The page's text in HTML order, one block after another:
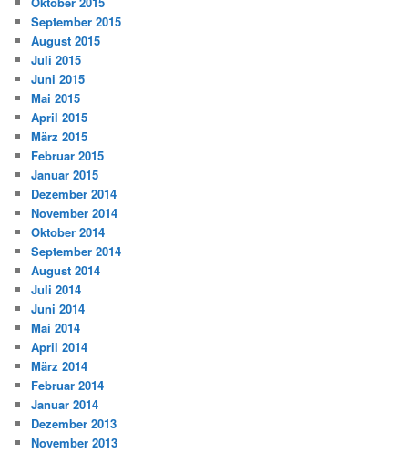
September 2015
August 2015
Juli 2015
Juni 2015
Mai 2015
April 2015
März 2015
Februar 2015
Januar 2015
Dezember 2014
November 2014
Oktober 2014
September 2014
August 2014
Juli 2014
Juni 2014
Mai 2014
April 2014
März 2014
Februar 2014
Januar 2014
Dezember 2013
November 2013